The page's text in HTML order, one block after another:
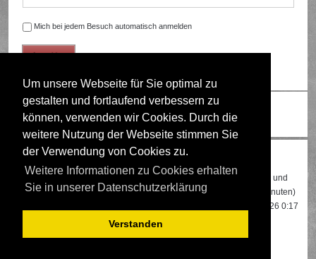
Um unsere Webseite für Sie optimal zu
gestalten und fortlaufend verbessern zu
können, verwenden wir Cookies. Durch die
weitere Nutzung der Webseite stimmen Sie
der Verwendung von Cookies zu.
Weitere Informationen zu Cookies erhalten
Sie in unserer Datenschutzerklärung
Verstanden
Mich bei jedem Besuch automatisch anmelden
Ändere Schriftgröße
Wer ist online?
Insgesamt sind509Besucher online: 2 registrierte, 0 unsichtbare und
507 Gäste (basierend auf den aktiven Besuchern der letzten 5 Minuten)
Besuchern, die am 13.04.2026 0:17
gleichzeitig online waren.